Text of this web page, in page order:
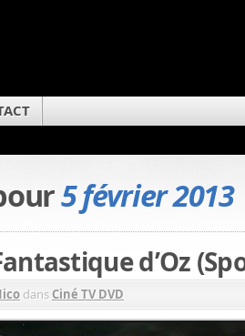
5 février 2013
d’Oz
dans Ciné TV DVD